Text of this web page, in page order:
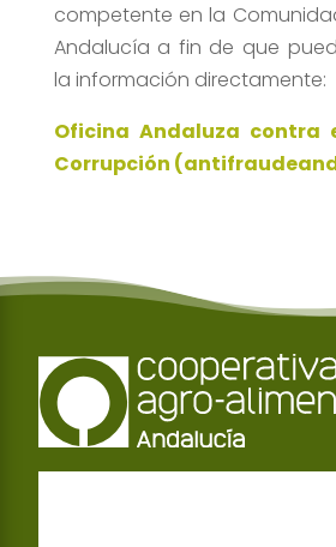
competente en la
Andalucía a fin de que
la información directamente:
Oficina Andaluza contra
Corrupción